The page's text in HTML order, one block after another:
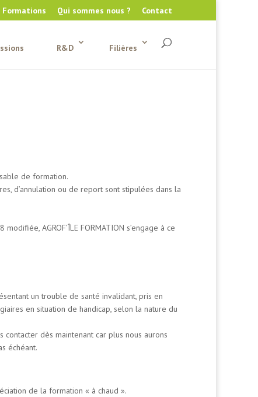
Formations Qui sommes nous ? Contact
R&D Filières
de formation.
d’annulation ou de report sont stipulées dans la
AGROF’ÎLE FORMATION s’engage à ce
un trouble de santé invalidant, pris en
en situation de handicap, selon la nature du
dès maintenant car plus nous aurons
échéant.
de la formation « à chaud ».